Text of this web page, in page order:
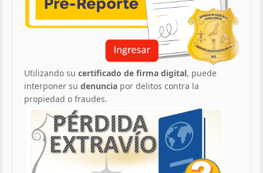
Utilizando su certificado de firma digital, puede
interponer su denuncia por delitos contra la
propiedad o fraudes.